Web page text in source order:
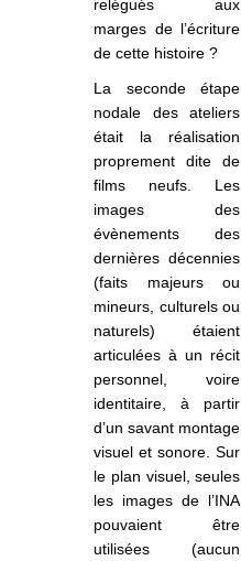
relégués aux
marges de l’écriture
de cette histoire ?
La seconde étape
nodale des ateliers
était la réalisation
proprement dite de
films neufs. Les
images des
évènements des
dernières décennies
(faits majeurs ou
mineurs, culturels ou
naturels) étaient
articulées à un récit
personnel, voire
identitaire, à partir
d’un savant montage
visuel et sonore. Sur
le plan visuel, seules
les images de l’INA
pouvaient être
utilisées (aucun